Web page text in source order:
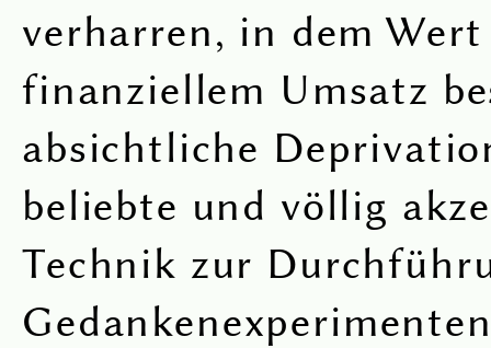
verharren, in dem
finanziellem Umsatz
absichtliche
beliebte und völlig
Technik zur